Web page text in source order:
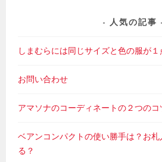
人気の記事
しまむらには同じサイズと色の服が
お問い合わせ
アマソナのコーディネートの２つのコ
ベアンコンパクトの使い勝手は？お
る？